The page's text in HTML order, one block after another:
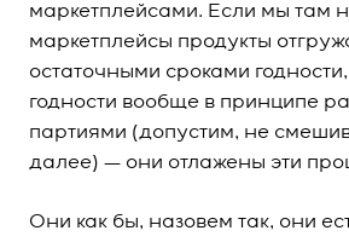
маркетплейсами. Если мы там
маркетплейсы продукты
остаточными сроками
годности вообще в принципе
партиями (допустим, не
далее) — они отлажены эти
Они как бы, назовем так, они